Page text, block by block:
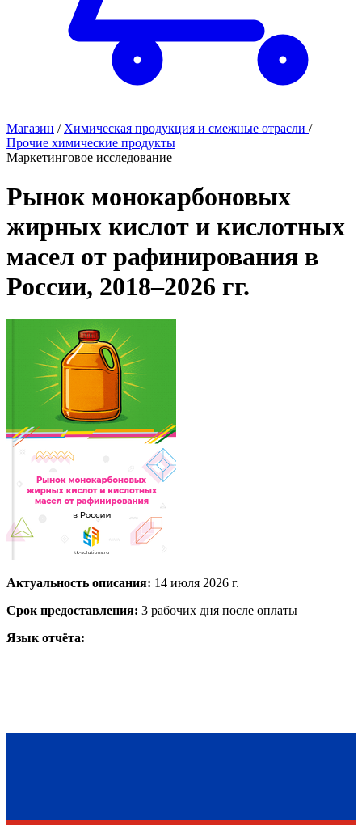
Магазин / Химическая продукция и смежные отрасли /
Прочие химические продукты
Маркетинговое исследование
Рынок монокарбоновых
жирных кислот и кислотных
масел от рафинирования в
России, 2018–2026 гг.
Актуальность описания: 14 июля 2026 г.
Срок предоставления: 3 рабочих дня после оплаты
Язык отчёта: